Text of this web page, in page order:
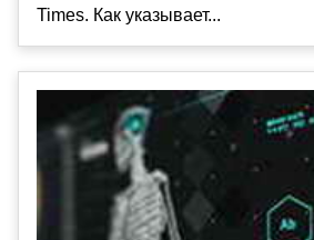
Times. Как указывает...